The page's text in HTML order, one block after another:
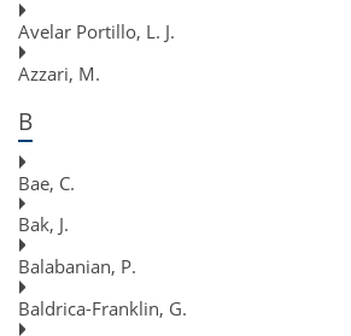
Avelar Portillo, L. J.
Azzari, M.
B
Bae, C.
Bak, J.
Balabanian, P.
Baldrica-Franklin, G.